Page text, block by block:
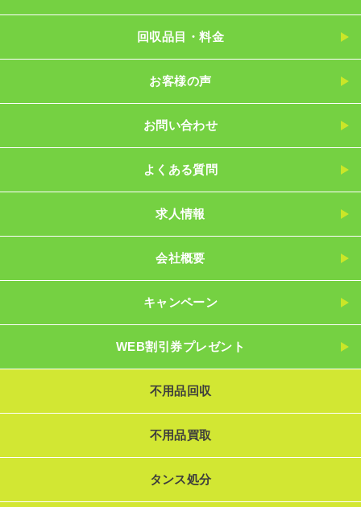
回収品目・料金
お客様の声
お問い合わせ
よくある質問
求人情報
会社概要
キャンペーン
WEB割引券プレゼント
不用品回収
不用品買取
タンス処分